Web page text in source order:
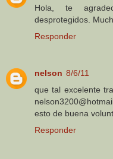
Hola, te
desprotegidos.
Responder
nelson 8/6/11
que tal excelente
esto de buena
Responder